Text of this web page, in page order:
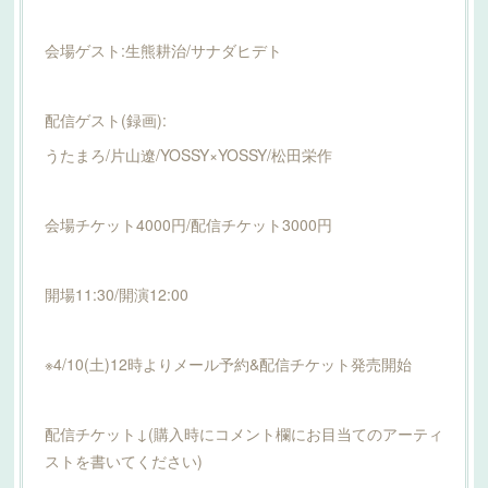
会場ゲスト:生熊耕治/サナダヒデト
配信ゲスト(録画):
うたまろ/片山遼/YOSSY×YOSSY/松田栄作
会場チケット4000円/配信チケット3000円
開場11:30/開演12:00
※4/10(土)12時よりメール予約&配信チケット発売開始
配信チケット↓(購入時にコメント欄にお目当てのアーティ
ストを書いてください)